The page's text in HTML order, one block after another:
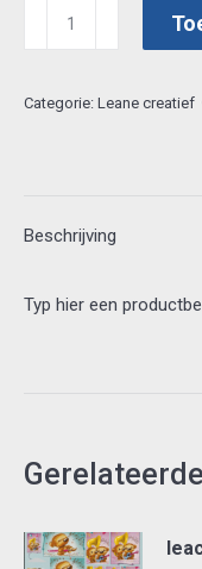
leacrea
3d
50.4260
Categorie: Leane creatief
Beschrijving
Typ hier een